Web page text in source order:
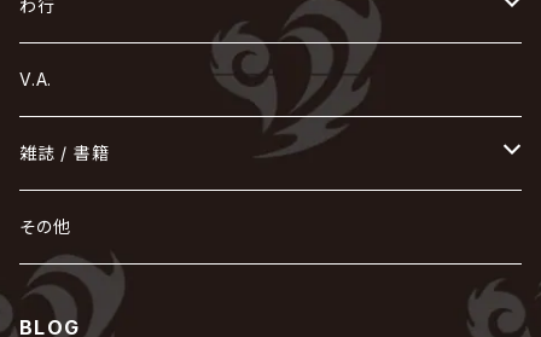
アリス九號. / ALICE NINE. / A9
168 / 葵-168-
GOTCHAROCKA
cali≠gari
KIRITO / キリト
己龍
黒夢
XANVALA
ジグソウ
シド
SHIVA
JAKIGAN MEISTER
SPLENDID GOD GIRAFFE
SLAPSLY / CHIYU
逹瑯
DAVID / SUI / 縁
DALLE
DARRELL
DIR EN GREY
Tourbillon
Toshi
NEVERLAND
の
NoGoD
NOCTURNAL BLOODLUST
薔薇の宮殿
hide with Spread Beaver / hide
Fatüm
梟
へ
BabyKingdom
THE BEETHOVEN
ベル
ほ
POIDOL
HOLLOWGRAM
MUSCLE ATTACK
ミスイ
MIYAVI
む
MUCC / ムック
め
メトロノーム
MERRY / メリー
も
THE MORTAL
MORRIE
ゆ
YUKIYA / 藤田幸也
ユナイト
よ
ら
rice
Rides In ReVellion
Luv PARADE
り
Leetspeak monsters
Ricky
LEZARD
る
Ruiza
Lucy
れ
0.1gの誤算
ろ
わ行
わ
wyse
我が為
V.A.
雑誌 / 書籍
hévn
ROCK AND READ
その他
BLOG